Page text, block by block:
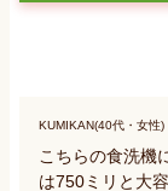
KUMIKAN(40代・女性)
こちらの食洗機
は750ミリと大